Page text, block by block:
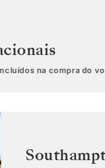
na compra do